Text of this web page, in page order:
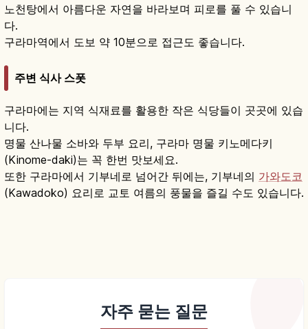
노천탕에서 아름다운 자연을 바라보며 피로를 풀 수 있습니
다.
구라마역에서 도보 약 10분으로 접근도 좋습니다.
주변 식사 스폿
구라마에는 지역 식재료를 활용한 작은 식당들이 곳곳에 있습
니다.
명물 산나물 소바와 두부 요리, 구라마 명물 키노메다키
(Kinome-daki)는 꼭 한번 맛보세요.
또한 구라마에서 기부네로 넘어간 뒤에는, 기부네의 가와도코
(Kawadoko) 요리로 교토 여름의 풍물을 즐길 수도 있습니다.
자주 묻는 질문